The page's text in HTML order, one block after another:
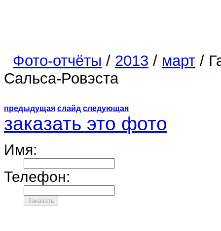
Фото-отчёты / 2013 / март /
Сальса-Ровэста
предыдущая слайд следующая
заказать это фото
Имя:
Телефон: